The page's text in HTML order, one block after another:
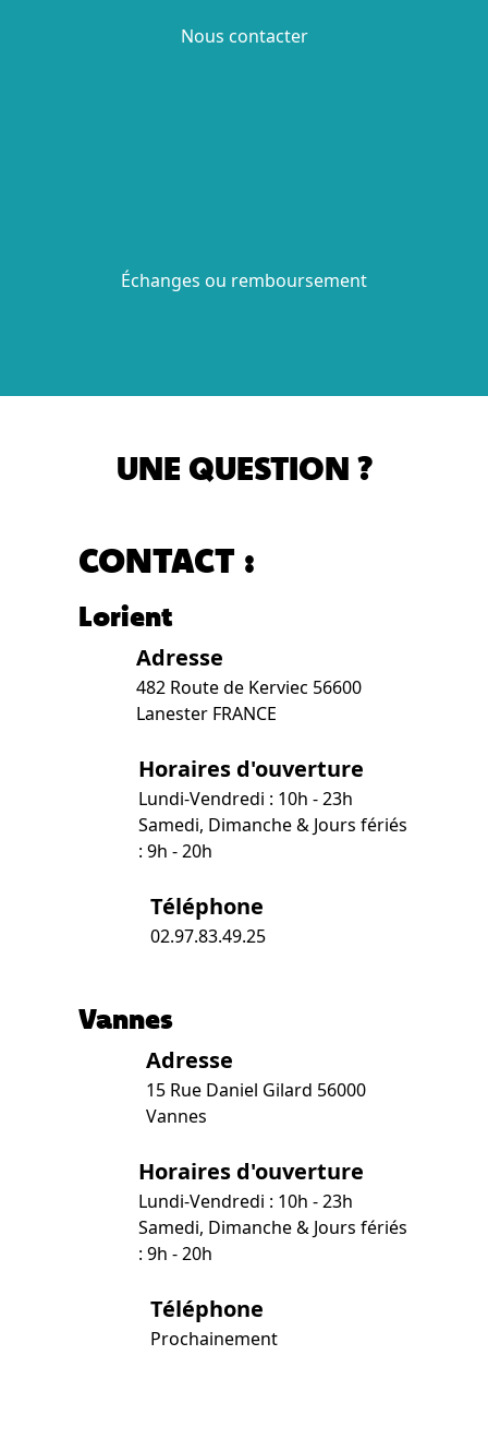
Nous contacter
Échanges ou remboursement
UNE QUESTION ?
CONTACT :
Lorient
Adresse
482 Route de Kerviec 56600
Lanester FRANCE
Horaires d'ouverture
Lundi-Vendredi : 10h - 23h
Samedi, Dimanche & Jours fériés
: 9h - 20h
Téléphone
02.97.83.49.25
Vannes
Adresse
15 Rue Daniel Gilard 56000
Vannes
Horaires d'ouverture
Lundi-Vendredi : 10h - 23h
Samedi, Dimanche & Jours fériés
: 9h - 20h
Téléphone
Prochainement